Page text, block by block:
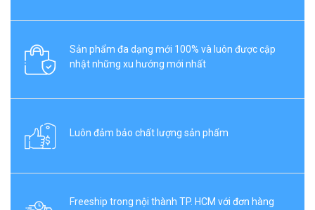
Sản phẩm đa dạng mới 100% và luôn được cập
nhật những xu hướng mới nhất
Luôn đảm bảo chất lượng sản phẩm
Freeship trong nội thành TP. HCM với đơn hàng